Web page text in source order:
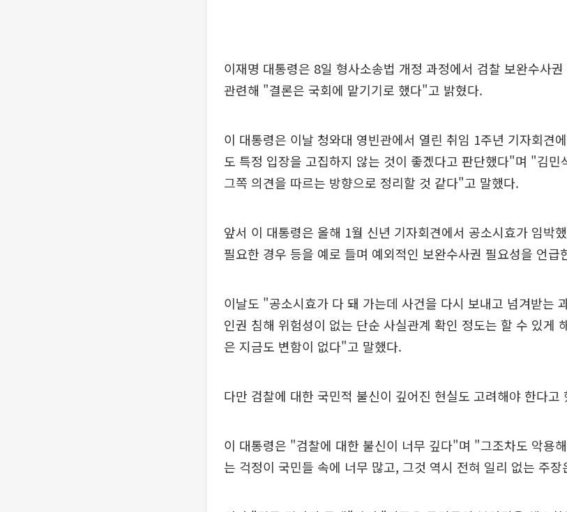
이재명 대통령은 8일 형사소송법 개정 과정에서 검찰 보완수사
관련해 "결론은 국회에 맡기기로 했다"고 밝혔다.
이 대통령은 이날 청와대 영빈관에서 열린 취임 1주년 기자회견
도 특정 입장을 고집하지 않는 것이 좋겠다고 판단했다"며 "김민
그쪽 의견을 따르는 방향으로 정리할 것 같다"고 말했다.
앞서 이 대통령은 올해 1월 신년 기자회견에서 공소시효가 임박
필요한 경우 등을 예로 들며 예외적인 보완수사권 필요성을 언급
이날도 "공소시효가 다 돼 가는데 사건을 다시 보내고 넘겨받는
인권 침해 위험성이 없는 단순 사실관계 확인 정도는 할 수 있게
은 지금도 변함이 없다"고 말했다.
다만 검찰에 대한 국민적 불신이 깊어진 현실도 고려해야 한다고
이 대통령은 "검찰에 대한 불신이 너무 깊다"며 "그조차도 악용
는 걱정이 국민들 속에 너무 많고, 그것 역시 전혀 일리 없는 주